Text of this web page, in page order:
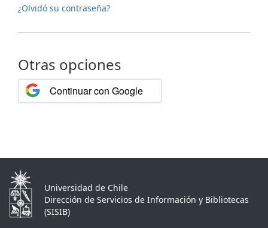
¿Olvidó su contraseña?
Otras opciones
Continuar con Google
Universidad de Chile
Dirección de Servicios de Información y Bibliotecas
(SISIB)